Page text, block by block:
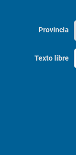
Provincia
Texto libre